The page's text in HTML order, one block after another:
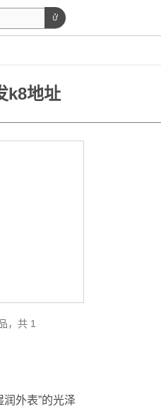
k8地址
，共 1
润外表”的光泽